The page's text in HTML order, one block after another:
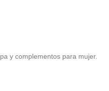
y complementos para mujer.